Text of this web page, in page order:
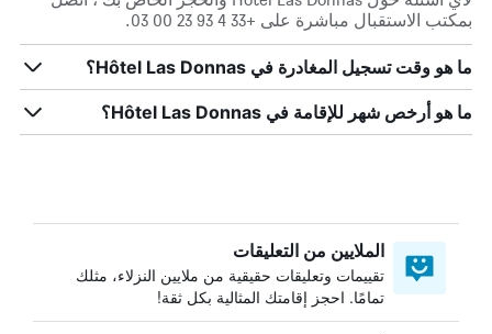
بمكتب الاستقبال مباشرة على +33 4 93 23 00 03.
ما هو وقت تسجيل المغادرة في Hôtel Las Donnas؟
ما هو أرخص شهر للإقامة في Hôtel Las Donnas؟
الملايين من التعليقات
تقييمات وتعليقات حقيقية من ملايين النزلاء، مثلك
تمامًا. احجز إقامتك المثالية بكل ثقة!